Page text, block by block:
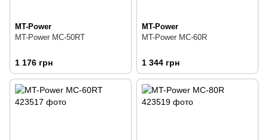
MT-Power
MT-Power MC-50RT
1 176 грн
MT-Power
MT-Power MC-60R
1 344 грн